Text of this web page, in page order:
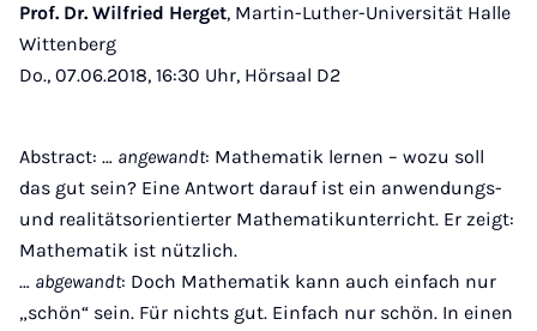
Prof. Dr. Wilfried Herget, Martin-Luther-Universität Halle
Wittenberg
Do., 07.06.2018, 16:30 Uhr, Hörsaal D2
Abstract: … angewandt: Mathematik lernen – wozu soll
das gut sein? Eine Antwort darauf ist ein anwendungs-
und realitätsorientierter Mathematikunterricht. Er zeigt:
Mathematik ist nützlich.
… abgewandt: Doch Mathematik kann auch einfach nur
„schön“ sein. Für nichts gut. Einfach nur schön. In einen